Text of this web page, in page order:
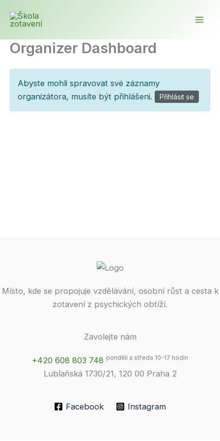
Organizer Dashboard
Abyste mohli spravovat své záznamy
organizátora, musíte být přihlášeni.
Přihlásit se
Místo, kde se propojuje vzdělávání, osobní růst a cesta k
zotavení z psychických obtíží.
Zavolejte nám
+420 608 803 748 pondělí a středa 10-17 hodin
Lublaňská 1730/21, 120 00 Praha 2
Facebook Instagram